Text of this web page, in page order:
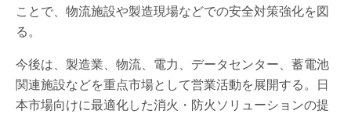
ことで、物流施設や製造現場などでの安全対策強化を図
る。
今後は、製造業、物流、電力、データセンター、蓄電池
関連施設などを重点市場として営業活動を展開する。日
本市場向けに最適化した消火・防火ソリューションの提